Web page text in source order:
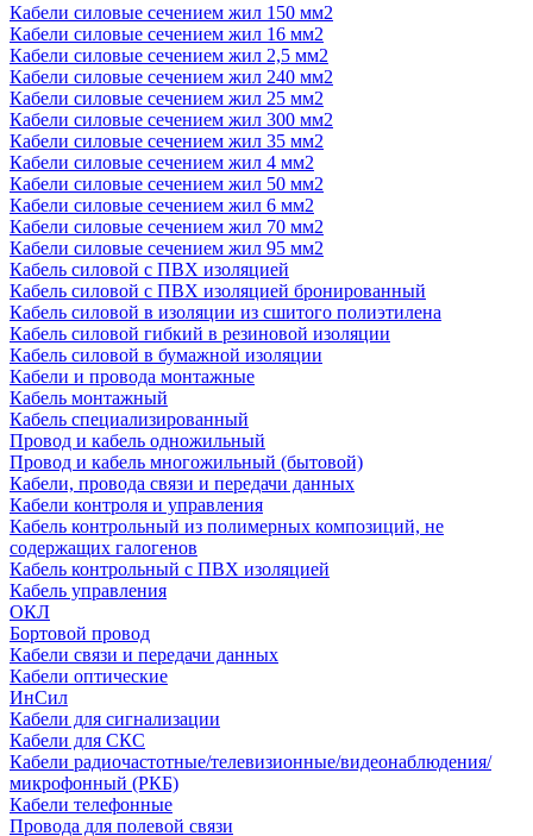
Кабели силовые сечением жил 150 мм2
Кабели силовые сечением жил 16 мм2
Кабели силовые сечением жил 2,5 мм2
Кабели силовые сечением жил 240 мм2
Кабели силовые сечением жил 25 мм2
Кабели силовые сечением жил 300 мм2
Кабели силовые сечением жил 35 мм2
Кабели силовые сечением жил 4 мм2
Кабели силовые сечением жил 50 мм2
Кабели силовые сечением жил 6 мм2
Кабели силовые сечением жил 70 мм2
Кабели силовые сечением жил 95 мм2
Кабель силовой с ПВХ изоляцией
Кабель силовой с ПВХ изоляцией бронированный
Кабель силовой в изоляции из сшитого полиэтилена
Кабель силовой гибкий в резиновой изоляции
Кабель силовой в бумажной изоляции
Кабели и провода монтажные
Кабель монтажный
Кабель специализированный
Провод и кабель одножильный
Провод и кабель многожильный (бытовой)
Кабели, провода связи и передачи данных
Кабели контроля и управления
Кабель контрольный из полимерных композиций, не
содержащих галогенов
Кабель контрольный с ПВХ изоляцией
Кабель управления
ОКЛ
Бортовой провод
Кабели связи и передачи данных
Кабели оптические
ИнСил
Кабели для сигнализации
Кабели для СКС
Кабели радиочастотные/телевизионные/видеонаблюдения/
микрофонный (РКБ)
Кабели телефонные
Провода для полевой связи